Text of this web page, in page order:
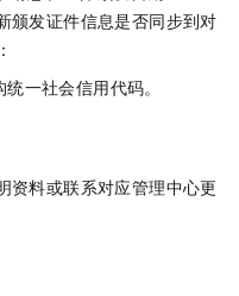
颁发证件信息是否同步到对
一社会信用代码。
资料或联系对应管理中心更